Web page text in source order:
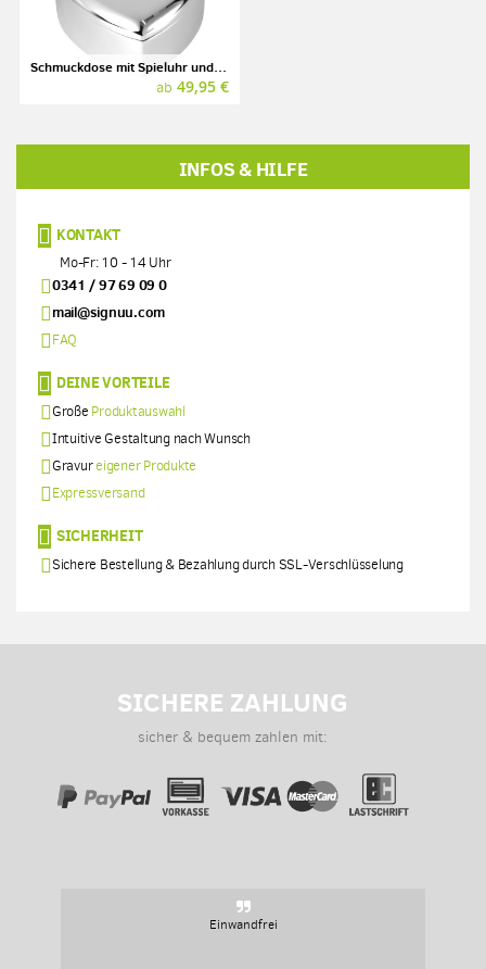
Schmuckdose mit Spieluhr und Gravur, Herzform, silber
ab 49,95 €
INFOS & HILFE
KONTAKT
Mo-Fr: 10 - 14 Uhr
0341 / 97 69 09 0
mail@signuu.com
FAQ
DEINE VORTEILE
Große Produktauswahl
Intuitive Gestaltung nach Wunsch
Gravureigener Produkte
Expressversand
SICHERHEIT
Sichere Bestellung & Bezahlung durch SSL-Verschlüsselung
SICHERE ZAHLUNG
sicher & bequem zahlen mit:
Einwandfrei